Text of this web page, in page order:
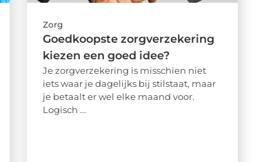
Zorg
Goedkoopste zorgverzekering
kiezen een goed idee?
Je zorgverzekering is misschien niet
iets waar je dagelijks bij stilstaat, maar
je betaalt er wel elke maand voor.
Logisch ...